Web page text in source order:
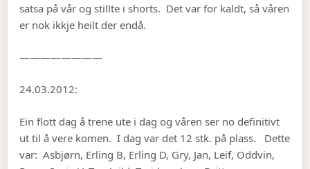
satsa på vår og stillte i shorts. Det var for kaldt, så våren
er nok ikkje heilt der endå.
————————
24.03.2012:
Ein flott dag å trene ute i dag og våren ser no definitivt
ut til å vere komen. I dag var det 12 stk. på plass. Dette
var: Asbjørn, Erling B, Erling D, Gry, Jan, Leif, Oddvin,